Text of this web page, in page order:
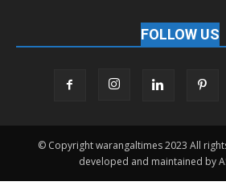
FOLLOW US
© Copyright warangaltimes 2023 All
developed and maintained by